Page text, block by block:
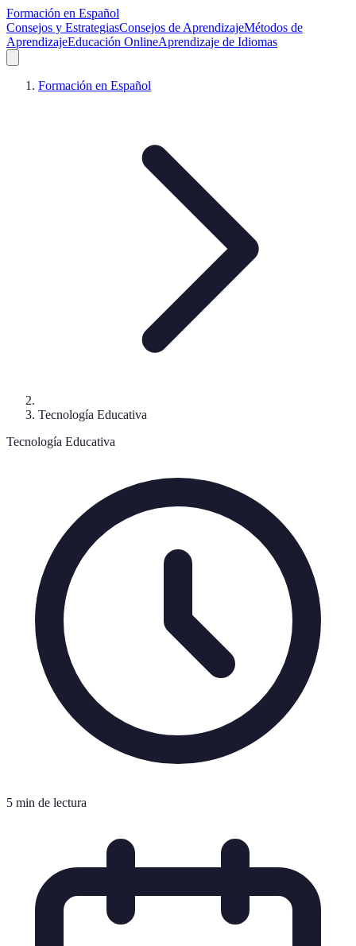
Formación en Español
Consejos y EstrategiasConsejos de AprendizajeMétodos de
AprendizajeEducación OnlineAprendizaje de Idiomas
Formación en Español
Tecnología Educativa
Tecnología Educativa
5 min de lectura